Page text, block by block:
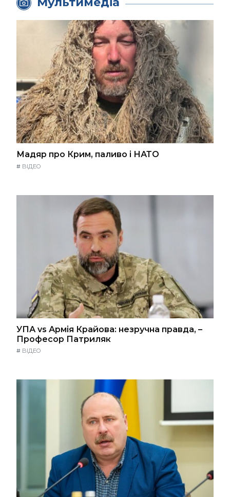
Мадяр про Крим, паливо і НАТО
# ВІДЕО
УПА vs Армія Крайова: незручна правда, –
Професор Патриляк
# ВІДЕО